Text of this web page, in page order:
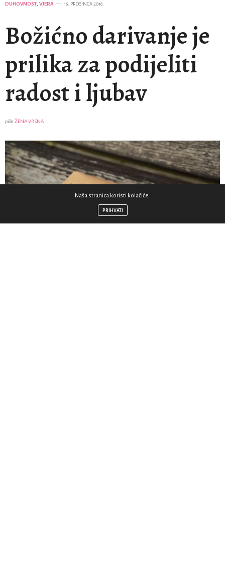
DUHOVNOST, VJERA 16. PROSINCA 2016.
Božićno darivanje je
prilika za podijeliti
radost i ljubav
piše ŽENA VRSNA
Naša stranica koristi kolačiće.
PRIHVATI